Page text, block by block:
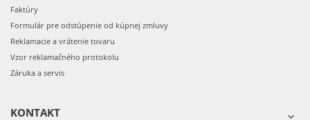
Faktúry
Formulár pre odstúpenie od kúpnej zmluvy
Reklamacie a vrátenie tovaru
Vzor reklamačného protokolu
Záruka a servis
KONTAKT